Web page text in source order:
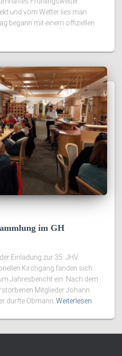
und vom Wetter lies man
begann mit einem offiziellen
im GH
Einladung zur 35. JHV
Kirchgang fanden sich
Jahresbericht ein. Nach dem
Mitglieder Johann
durfte Obmann Weiterlesen